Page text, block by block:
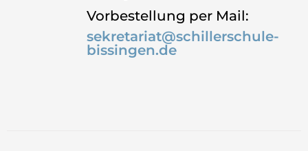
Vorbestellung per Mail:
sekretariat@schillerschule-
bissingen.de